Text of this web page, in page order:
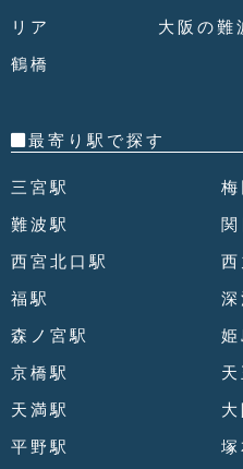
リア
大阪の難
鶴橋
最寄り駅で探す
三宮駅
梅
難波駅
西宮北口駅
西
福駅
深
森ノ宮駅
姫
京橋駅
天満駅
平野駅
塚